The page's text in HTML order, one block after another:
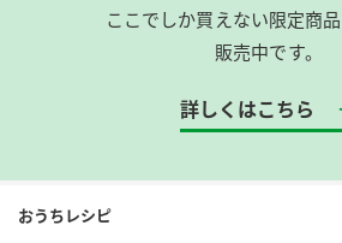
ここでしか買えない限定商
販売中です。
詳しくはこちら
おうちレシピ